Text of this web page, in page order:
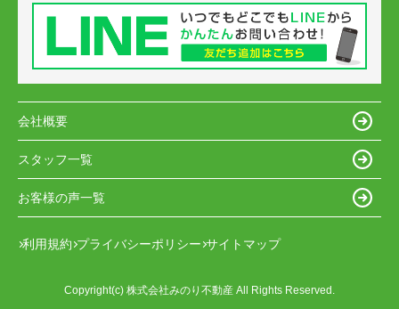
会社概要
スタッフ一覧
お客様の声一覧
利用規約 プライバシーポリシー サイトマップ
Copyright(c) 株式会社みのり不動産 All Rights Reserved.